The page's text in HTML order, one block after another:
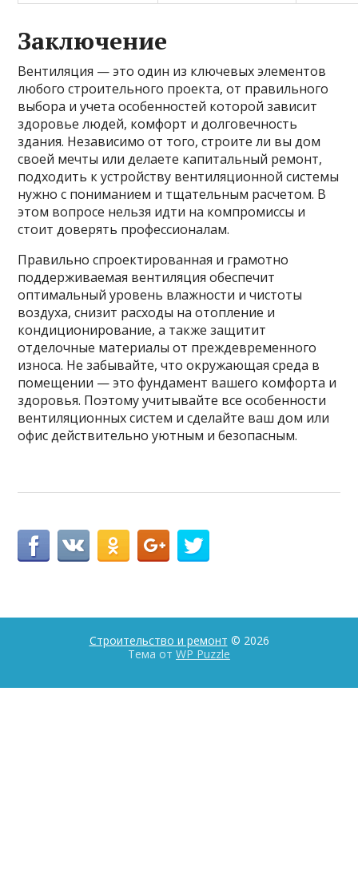
Заключение
Вентиляция — это один из ключевых элементов
любого строительного проекта, от правильного
выбора и учета особенностей которой зависит
здоровье людей, комфорт и долговечность
здания. Независимо от того, строите ли вы дом
своей мечты или делаете капитальный ремонт,
подходить к устройству вентиляционной системы
нужно с пониманием и тщательным расчетом. В
этом вопросе нельзя идти на компромиссы и
стоит доверять профессионалам.
Правильно спроектированная и грамотно
поддерживаемая вентиляция обеспечит
оптимальный уровень влажности и чистоты
воздуха, снизит расходы на отопление и
кондиционирование, а также защитит
отделочные материалы от преждевременного
износа. Не забывайте, что окружающая среда в
помещении — это фундамент вашего комфорта и
здоровья. Поэтому учитывайте все особенности
вентиляционных систем и сделайте ваш дом или
офис действительно уютным и безопасным.
Строительство и ремонт © 2026
Тема от WP Puzzle